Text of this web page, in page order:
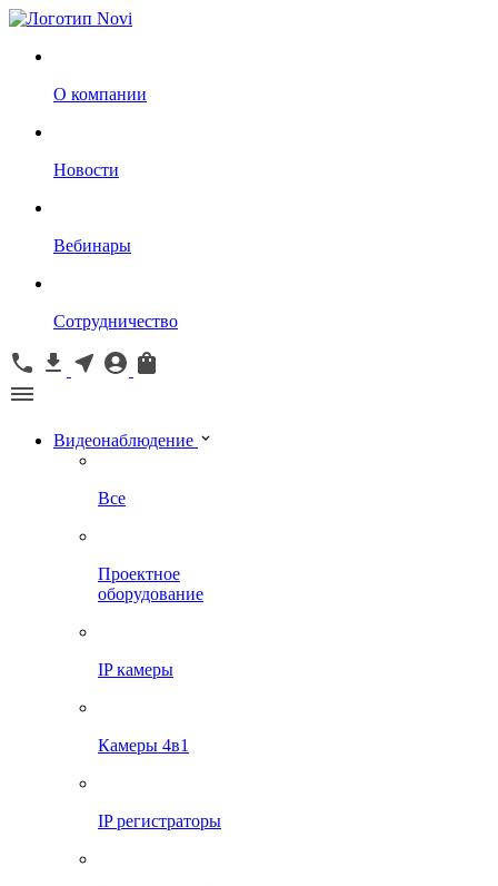
О компании
Новости
Вебинары
Сотрудничество
Видеонаблюдение
Все
Проектное
оборудование
IP камеры
Камеры 4в1
IP регистраторы